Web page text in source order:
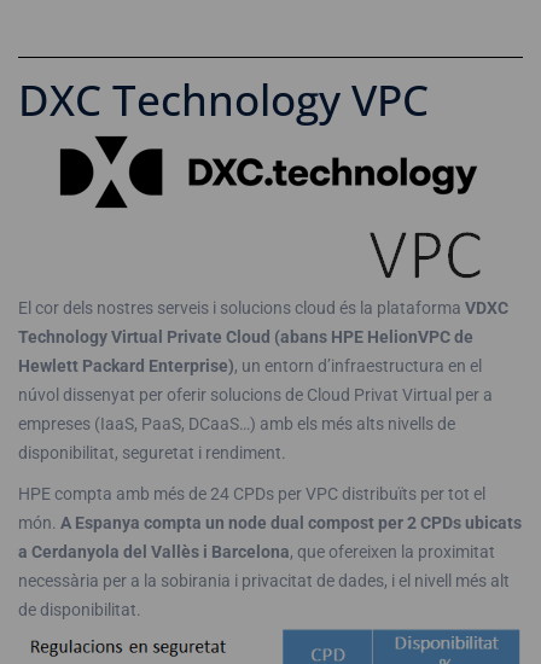
DXC Technology VPC
El cor dels nostres serveis i solucions cloud és la plataforma VDXC
Technology Virtual Private Cloud (abans HPE HelionVPC de
Hewlett Packard Enterprise), un entorn d’infraestructura en el
núvol dissenyat per oferir solucions de Cloud Privat Virtual per a
empreses (IaaS, PaaS, DCaaS…) amb els més alts nivells de
disponibilitat, seguretat i rendiment.
HPE compta amb més de 24 CPDs per VPC distribuïts per tot el
món. A Espanya compta un node dual compost per 2 CPDs ubicats
a Cerdanyola del Vallès i Barcelona, que ofereixen la proximitat
necessària per a la sobirania i privacitat de dades, i el nivell més alt
de disponibilitat.